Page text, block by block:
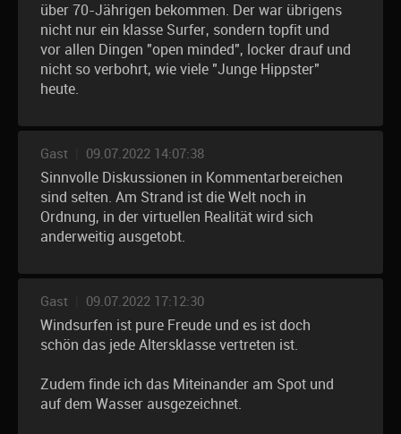
über 70-Jährigen bekommen. Der war übrigens
nicht nur ein klasse Surfer, sondern topfit und
vor allen Dingen "open minded", locker drauf und
nicht so verbohrt, wie viele "Junge Hippster"
heute.
Gast 09.07.2022 14:07:38
Sinnvolle Diskussionen in Kommentarbereichen
sind selten. Am Strand ist die Welt noch in
Ordnung, in der virtuellen Realität wird sich
anderweitig ausgetobt.
Gast 09.07.2022 17:12:30
Windsurfen ist pure Freude und es ist doch
schön das jede Altersklasse vertreten ist.
Zudem finde ich das Miteinander am Spot und
auf dem Wasser ausgezeichnet.